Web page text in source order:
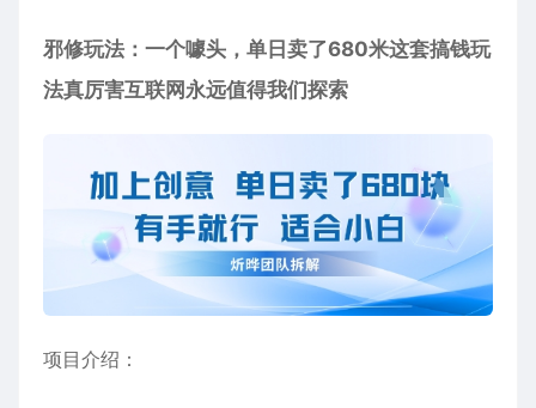
邪修玩法：一个噱头，单日卖了680米这套搞钱玩
法真厉害互联网永远值得我们探索
项目介绍：